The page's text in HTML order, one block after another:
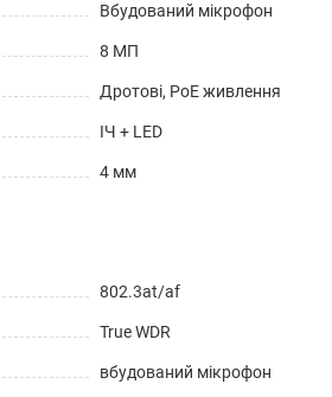
Вбудований мікрофон
8 МП
Дротові, PoE живлення
ІЧ + LED
4 мм
802.3at/af
True WDR
вбудований мікрофон